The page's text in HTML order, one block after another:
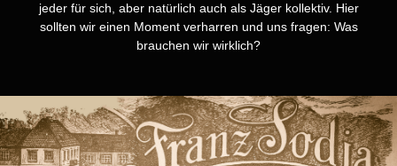
jeder für sich, aber natürlich auch als Jäger kollektiv. Hier
sollten wir einen Moment verharren und uns fragen: Was
brauchen wir wirklich?
Bildergalerie überspringen